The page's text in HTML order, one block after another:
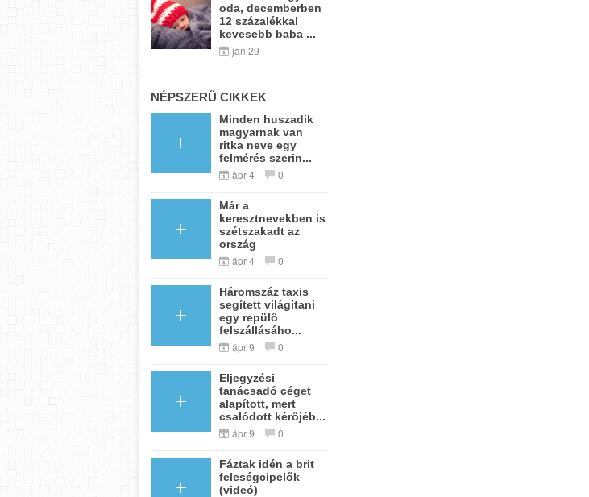
oda, decemberben
12 százalékkal
kevesebb baba ...
jan 29
NÉPSZERŰ CIKKEK
Minden huszadik
magyarnak van
ritka neve egy
felmérés szerin...
ápr 4 0
Már a
keresztnevekben is
szétszakadt az
ország
ápr 4 0
Háromszáz taxis
segített világítani
egy repülő
felszállásáho...
ápr 9 0
Eljegyzési
tanácsadó céget
alapított, mert
csalódott kérőjéb...
ápr 9 0
Fáztak idén a brit
feleségcipelők
(videó)